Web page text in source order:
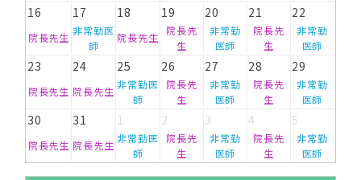
16 17 18 19 20 21 22
院長先生
非常勤医
師
院長先生
院長先
生
非常勤
医師
院長先
生
非常勤
医師
23 24 25 26 27 28 29
院長先生 院長先生
非常勤医
師
院長先
生
非常勤
医師
院長先
生
非常勤
医師
30 31 1 2 3 4 5
院長先生 院長先生
非常勤医
師
院長先
生
非常勤
医師
院長先
生
非常勤
医師